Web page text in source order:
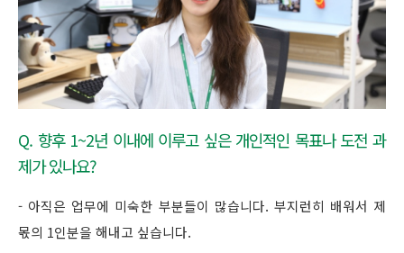
Q. 향후 1~2년 이내에 이루고 싶은 개인적인 목표나 도전 과
제가 있나요?
- 아직은 업무에 미숙한 부분들이 많습니다. 부지런히 배워서 제
몫의 1인분을 해내고 싶습니다.